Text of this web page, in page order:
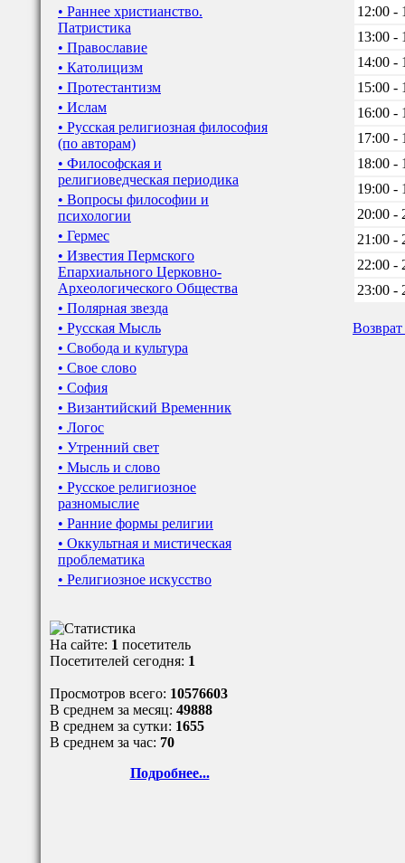
• Раннее христианство.
Патристика
• Православие
• Католицизм
• Протестантизм
• Ислам
• Русская религиозная философия
(по авторам)
• Философская и
религиоведческая периодика
• Вопросы философии и
психологии
• Гермес
• Известия Пермского
Епархиального Церковно-
Археологического Общества
• Полярная звезда
• Русская Мысль
• Свобода и культура
• Свое слово
• София
• Византийский Временник
• Логос
• Утренний свет
• Мысль и слово
• Русское религиозное
разномыслие
• Ранние формы религии
• Оккультная и мистическая
проблематика
• Религиозное искусство
На сайте: 1 посетитель
Посетителей сегодня: 1
Просмотров всего: 10576603
В среднем за месяц: 49888
В среднем за сутки: 1655
В среднем за час: 70
Подробнее...
12:00 -
13:00 -
14:00 -
15:00 -
16:00 -
17:00 -
18:00 -
19:00 -
20:00 -
21:00 -
22:00 -
23:00 -
Возврат